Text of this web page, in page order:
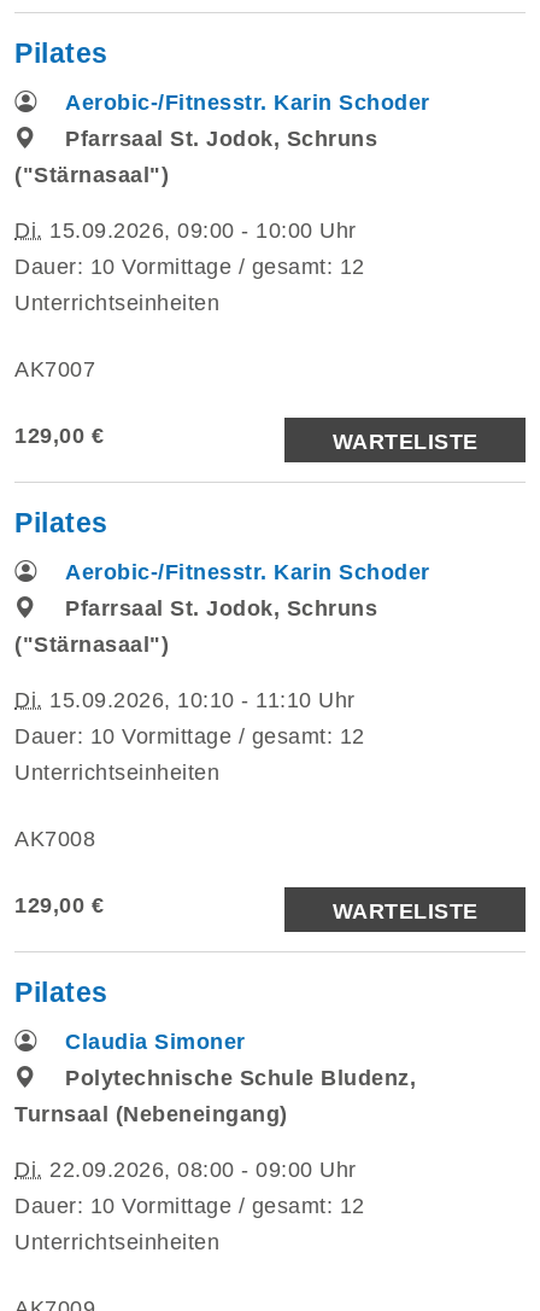
Pilates
Aerobic-/Fitnesstr. Karin Schoder
Pfarrsaal St. Jodok, Schruns
("Stärnasaal")
Di. 15.09.2026, 09:00 - 10:00 Uhr
Dauer: 10 Vormittage / gesamt: 12
Unterrichtseinheiten
AK7007
129,00 € WARTELISTE
Pilates
Aerobic-/Fitnesstr. Karin Schoder
Pfarrsaal St. Jodok, Schruns
("Stärnasaal")
Di. 15.09.2026, 10:10 - 11:10 Uhr
Dauer: 10 Vormittage / gesamt: 12
Unterrichtseinheiten
AK7008
129,00 € WARTELISTE
Pilates
Claudia Simoner
Polytechnische Schule Bludenz,
Turnsaal (Nebeneingang)
Di. 22.09.2026, 08:00 - 09:00 Uhr
Dauer: 10 Vormittage / gesamt: 12
Unterrichtseinheiten